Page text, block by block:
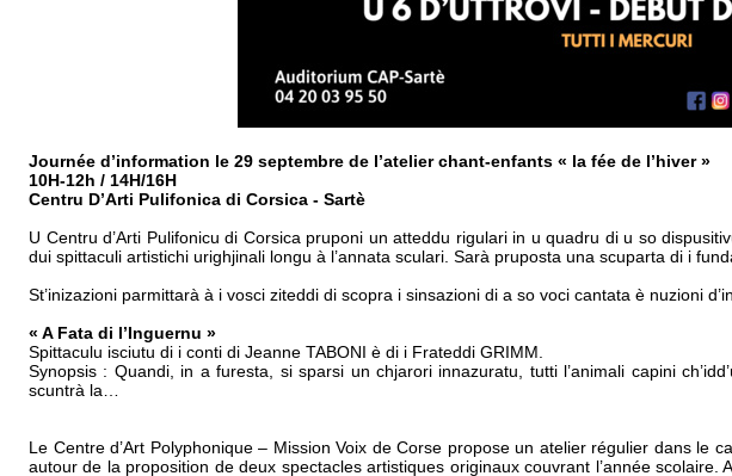
Journée d’information le 29 septembre de l’atelier chant-enfants « la fée de l’hiver »
10H-12h / 14H/16H
Centru D’Arti Pulifonica di Corsica - Sartè
U Centru d’Arti Pulifonicu di Corsica pruponi un atteddu rigulari in u quadru di u so
dui spittaculi artistichi urighjinali longu à l’annata sculari. Sarà pruposta una scuparta di i
St’inizazioni parmittarà à i vosci ziteddi di scopra i sinsazioni di a so voci cantata è nuzioni
« A Fata di l’Inguernu »
Spittaculu isciutu di i conti di Jeanne TABONI è di i Frateddi GRIMM.
Synopsis : Quandi, in a furesta, si sparsi un chjarori innazuratu, tutti l’animali capini
scuntrà la…
Le Centre d’Art Polyphonique – Mission Voix de Corse propose un atelier régulier dans le
autour de la proposition de deux spectacles artistiques originaux couvrant l’année